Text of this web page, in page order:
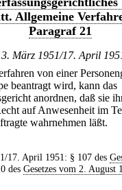
Allgemeine
Paragraf 21
März 1951/17. April
von einer
beantragt wird, kann das
anordnen, daß sie
auf Anwesenheit im
wahrnehmen läßt.
17. April 1951: § 107 des
des Gesetzes vom 2. August